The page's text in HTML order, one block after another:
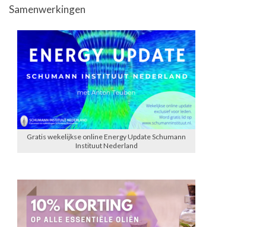
Samenwerkingen
Gratis wekelijkse online Energy Update Schumann
Instituut Nederland